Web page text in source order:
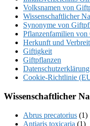
Volksnamen von
Wissenschaftlicher
Synonyme von
Pflanzenfamilien von
Herkunft und
Giftigkeit
Giftpflanzen
Datenschutzerklärung
Cookie-Richtlinie
Wissenschaftlicher
Abrus precatorius (1)
Antiaris toxicaria (1)